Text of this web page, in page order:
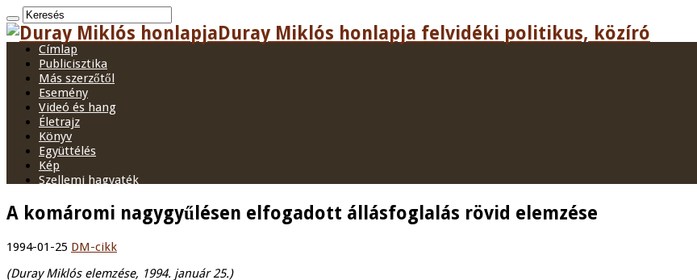
Duray Miklós honlapja felvidéki politikus, közíró
Címlap
Publicisztika
Más szerzőtől
Esemény
Videó és hang
Életrajz
Könyv
Együttélés
Kép
Szellemi hagyaték
A komáromi nagygyűlésen elfogadott állásfoglalás rövid elemzése
1994-01-25 DM-cikk
(Duray Miklós elemzése, 1994. január 25.)